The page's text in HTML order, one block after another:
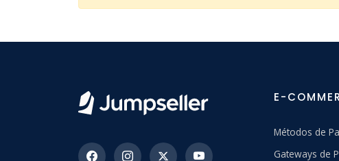
E-
Métodos de
Gateways de